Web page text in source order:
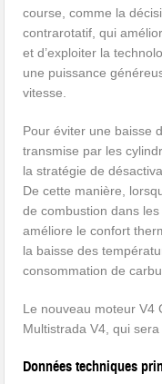
course, comme la
contrarotatif, qui
et d’exploiter la
une puissance
vitesse.
Pour éviter une baisse
transmise par les
la stratégie de
De cette manière,
de combustion dans
améliore le confort
la baisse des
consommation de
Le nouveau moteur V4
Multistrada V4, qui
Données techniques